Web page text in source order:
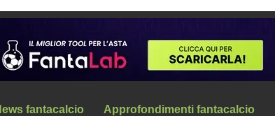
fantacalcio Approfondimenti fantacalcio